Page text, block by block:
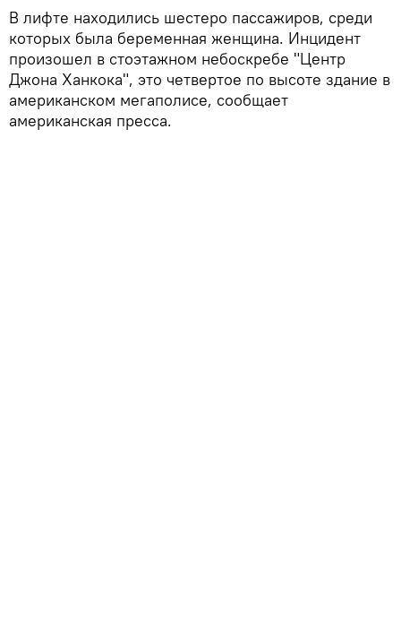
В лифте находились шестеро пассажиров, среди
которых была беременная женщина. Инцидент
произошел в стоэтажном небоскребе "Центр
Джона Ханкока", это четвертое по высоте здание в
американском мегаполисе, сообщает
американская пресса.